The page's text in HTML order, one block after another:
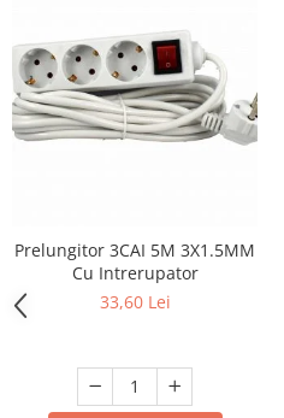
Prelungitor 3CAI 5M 3X1.5MM
Cu Intrerupator
33,60 Lei